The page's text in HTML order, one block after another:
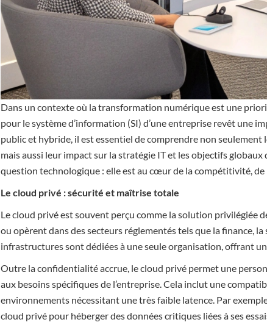
Dans un contexte où la transformation numérique est une
pour le système d’information (SI) d’une entreprise revêt une
public et hybride, il est essentiel de comprendre non
mais aussi leur impact sur la stratégie IT et les objectifs globaux
question technologique : elle est au cœur de la compétitivité, de
Le cloud privé : sécurité et maîtrise totale
Le cloud privé est souvent perçu comme la solution privilégiée
ou opèrent dans des secteurs réglementés tels que la finance,
infrastructures sont dédiées à une seule organisation, offrant
Outre la confidentialité accrue, le cloud privé permet une
aux besoins spécifiques de l’entreprise. Cela inclut une
environnements nécessitant une très faible latence. Par
cloud privé pour héberger des données critiques liées à ses